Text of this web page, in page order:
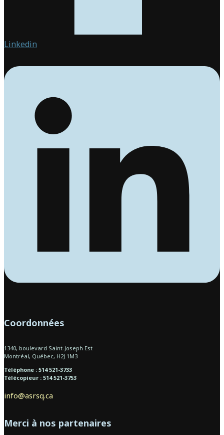
Linkedin
Coordonnées
1340, boulevard Saint-Joseph Est
Montréal, Québec, H2J 1M3
Téléphone : 514 521-3733
Télécopieur : 514 521-3753
info@asrsq.ca
Merci à nos partenaires